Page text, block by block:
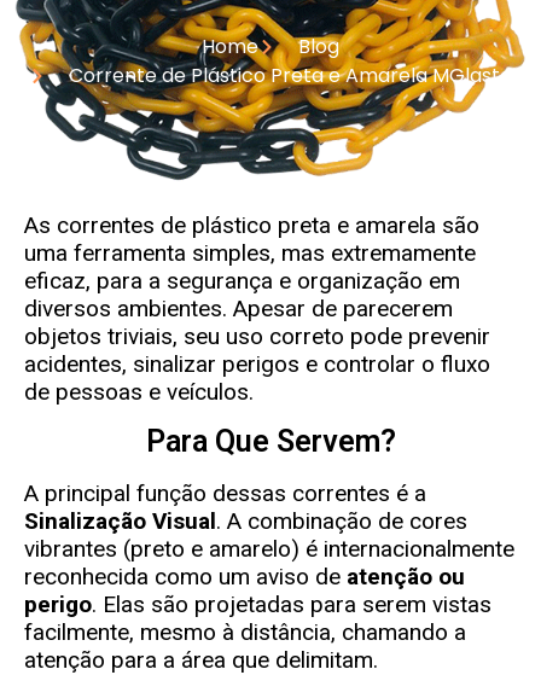
Home
Blog
Corrente de Plástico Preta e Amarela MGlasto
As correntes de plástico preta e amarela são
uma ferramenta simples, mas extremamente
eficaz, para a segurança e organização em
diversos ambientes. Apesar de parecerem
objetos triviais, seu uso correto pode prevenir
acidentes, sinalizar perigos e controlar o fluxo
de pessoas e veículos.
Para Que Servem?
A principal função dessas correntes é a
Sinalização Visual. A combinação de cores
vibrantes (preto e amarelo) é internacionalmente
reconhecida como um aviso de atenção ou
perigo. Elas são projetadas para serem vistas
facilmente, mesmo à distância, chamando a
atenção para a área que delimitam.